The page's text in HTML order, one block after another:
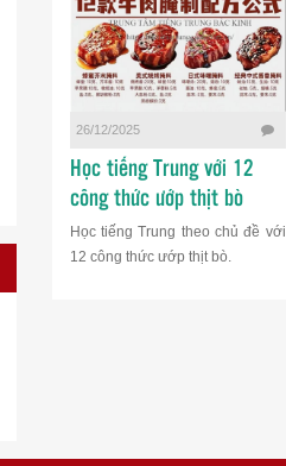
26/12/2025
Học tiếng Trung với 12
công thức ướp thịt bò
Học tiếng Trung theo chủ đề với
12 công thức ướp thịt bò.